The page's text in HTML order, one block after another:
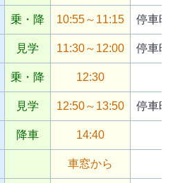
乗・降 10:55～11:15 停車時
見学 11:30～12:00 停車時
乗・降 12:30
見学 12:50～13:50 停車時
降車 14:40
車窓から